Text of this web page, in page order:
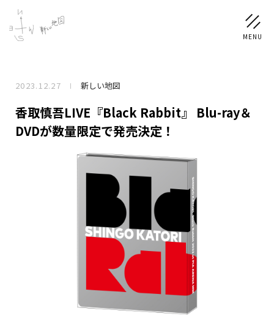
NEWS
SCHEDULE
DISCOGRAPHY
NAKAMA入会
2023.12.27 新しい地図
香取慎吾LIVE『Black Rabbit』 Blu-ray＆
DVDが数量限定で発売決定！